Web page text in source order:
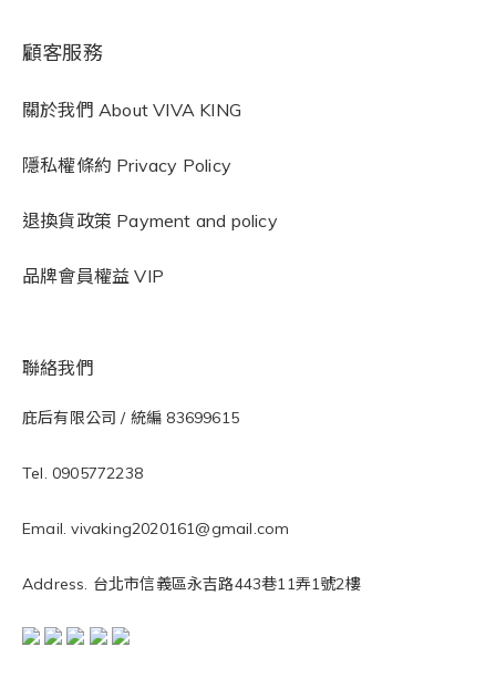
顧客服務
關於我們 About VIVA KING
隱私權條約 Privacy Policy
退換貨政策 Payment and policy
品牌會員權益 VIP
聯絡我們
庇后有限公司 / 統編 83699615
Tel. 0905772238
Email. vivaking2020161@gmail.com
Address. 台北市信義區永吉路443巷11弄1號2樓